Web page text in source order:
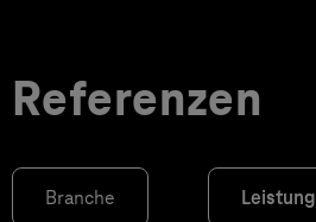
Referenzen
Branche Leistung